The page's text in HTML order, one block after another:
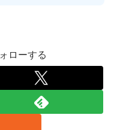
ローする